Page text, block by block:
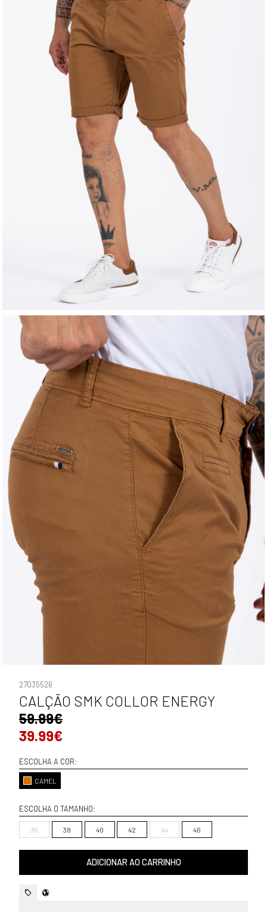
27035526
CALÇÃO SMK COLLOR ENERGY
59.99€
39.99€
ESCOLHA A COR:
CAMEL
ESCOLHA O TAMANHO:
36 38 40 42 44 46
ADICIONAR AO CARRINHO